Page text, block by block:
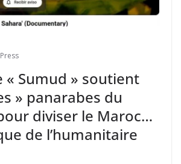
« Sumud » soutient
» panarabes du
diviser le Maroc…
de l’humanitaire